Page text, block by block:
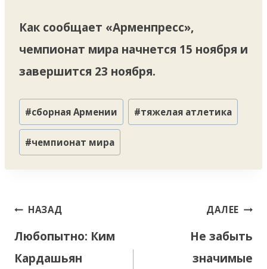
Как сообщает «Арменпресс»,
чемпионат мира начнется 15 ноября и
завершится 23 ноября.
Метки
записи:
#сборная Армении #тяжелая атлетика
#чемпионат мира
Навигация
записям
НАЗАД
Любопытно: Ким
Кардашьян
ДАЛЕЕ
Не забыть
значимые